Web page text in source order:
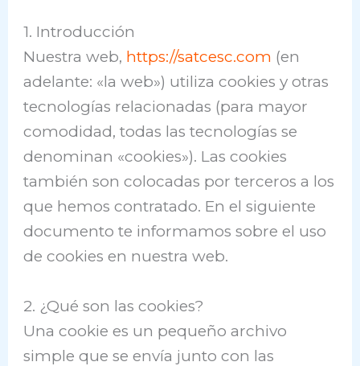
1. Introducción
Nuestra web, https://satcesc.com (en
adelante: «la web») utiliza cookies y otras
tecnologías relacionadas (para mayor
comodidad, todas las tecnologías se
denominan «cookies»). Las cookies
también son colocadas por terceros a los
que hemos contratado. En el siguiente
documento te informamos sobre el uso
de cookies en nuestra web.
2. ¿Qué son las cookies?
Una cookie es un pequeño archivo
simple que se envía junto con las